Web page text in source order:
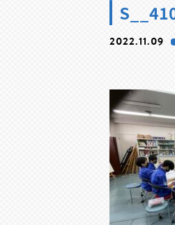
2022.11.09